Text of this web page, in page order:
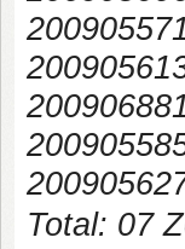
Total: 07